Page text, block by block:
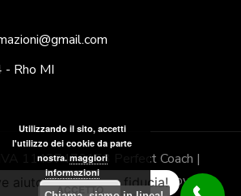
- Rho MI
11437470153
Perfect Coach |
Blossom Themes. Powered by
aiuto? Chiedi con fiducia!
Utilizzando il sito, accetti
l'utilizzo dei cookie da parte
nostra. maggiori
informazioni
ACCETTO